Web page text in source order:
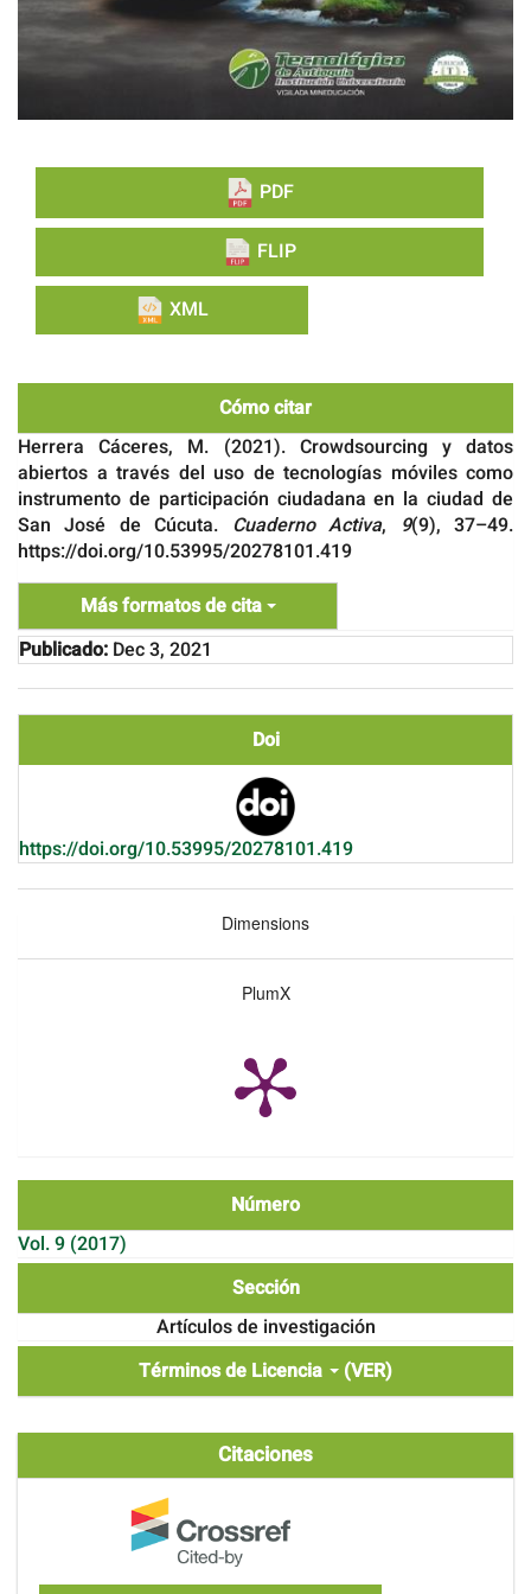
PDF
FLIP
XML
Cómo citar
Herrera Cáceres, M. (2021). Crowdsourcing y datos
abiertos a través del uso de tecnologías móviles como
instrumento de participación ciudadana en la ciudad de
San José de Cúcuta. Cuaderno Activa, 9(9), 37–49.
https://doi.org/10.53995/20278101.419
Más formatos de cita
Publicado: Dec 3, 2021
Doi
https://doi.org/10.53995/20278101.419
Dimensions
PlumX
Número
Vol. 9 (2017)
Sección
Artículos de investigación
Términos de Licencia
(VER)
Citaciones